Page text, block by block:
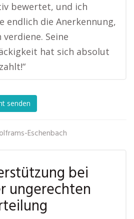
bewertet, und ich
endlich die Anerkennung,
verdiene. Seine
hat sich absolut
senden
Eschenbach
bei
ungerechten